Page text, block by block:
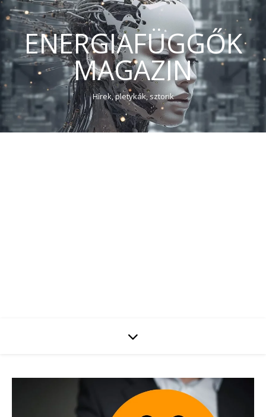
ENERGIAFÜGGŐK
MAGAZIN
Hírek, pletykák, sztorik